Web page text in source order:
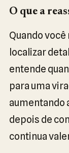
O que a
Quando
localizar
entende
para uma
aumentando
depois de
continua